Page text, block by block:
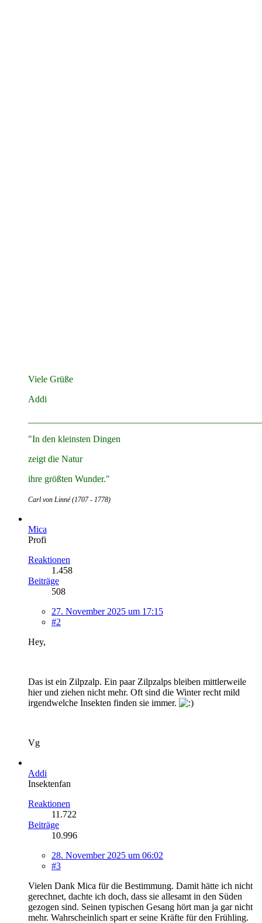
Viele Grüße
Addi
"In den kleinsten Dingen
zeigt die Natur
ihre größten Wunder."
Carl von Linné (1707 - 1778)
Mica
Profi
Reaktionen
1.458
Beiträge
508
27. November 2025 um 17:15
#2
Hey,
Das ist ein Zilpzalp. Ein paar Zilpzalps bleiben mittlerweile
hier und ziehen nicht mehr. Oft sind die Winter recht mild
irgendwelche Insekten finden sie immer.
Vg
Addi
Insektenfan
Reaktionen
11.722
Beiträge
10.996
28. November 2025 um 06:02
#3
Vielen Dank Mica für die Bestimmung. Damit hätte ich nicht
gerechnet, dachte ich doch, dass sie allesamt in den Süden
gezogen sind. Seinen typischen Gesang hört man ja gar nicht
mehr. Wahrscheinlich spart er seine Kräfte für den Frühling.